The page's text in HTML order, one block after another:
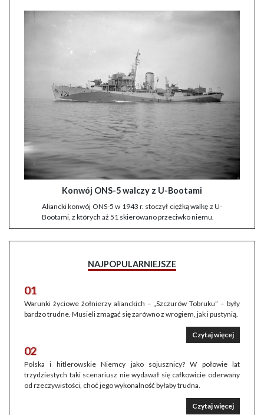
Konwój ONS-5 walczy z U-Bootami
Aliancki konwój ONS-5 w 1943 r. stoczył ciężką walkę z U-
Bootami, z których aż 51 skierowano przeciwko niemu.
NAJPOPULARNIEJSZE
01
Warunki życiowe żołnierzy alianckich – „Szczurów Tobruku” – były
bardzo trudne. Musieli zmagać się zarówno z wrogiem, jak i pustynią.
Czytaj więcej
02
Polska i hitlerowskie Niemcy jako sojusznicy? W połowie lat
trzydziestych taki scenariusz nie wydawał się całkowicie oderwany
od rzeczywistości, choć jego wykonalność byłaby trudna.
Czytaj więcej